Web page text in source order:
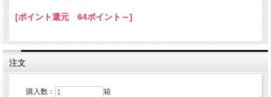
[ポイント還元 64ポイント～]
注文
購入数： 箱